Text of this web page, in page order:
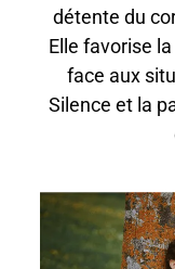
détente du
Elle favorise
face aux
Silence et la